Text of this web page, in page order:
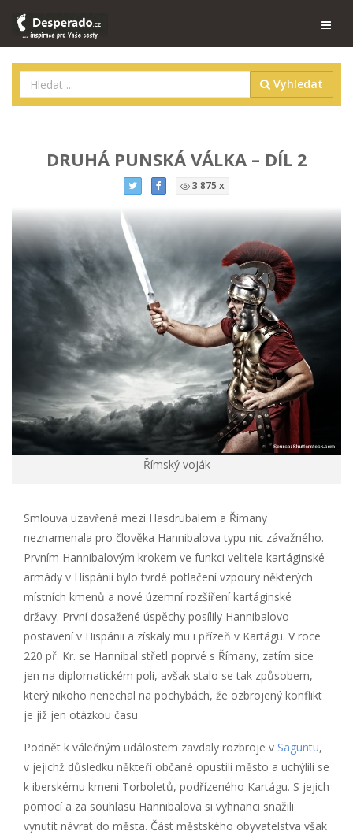
Vyhledat
DRUHÁ PUNSKÁ VÁLKA – DÍL 2
3 875 x
Římský voják
Smlouva uzavřená mezi Hasdrubalem a Římany
neznamenala pro člověka Hannibalova typu nic závažného.
Prvním Hannibalovým krokem ve funkci velitele kartáginské
armády v Hispánii bylo tvrdé potlačení vzpoury některých
místních kmenů a nové územní rozšíření kartáginské
državy. První dosažené úspěchy posílily Hannibalovo
postavení v Hispánii a získaly mu i přízeň v Kartágu. V roce
220 př. Kr. se Hannibal střetl poprvé s Římany, zatím sice
jen na diplomatickém poli, avšak stalo se tak způsobem,
který nikoho nenechal na pochybách, že ozbrojený konflikt
je již jen otázkou času.
Podnět k válečným událostem zavdaly rozbroje v Saguntu,
v jejichž důsledku někteří občané opustili město a uchýlili se
k iberskému kmeni Torboletů, podřízeného Kartágu. S jejich
pomocí a za souhlasu Hannibalova si vyhnanci snažili
vynutit návrat do města. Část městského obyvatelstva však